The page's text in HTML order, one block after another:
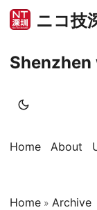
ニコ技
Home About
Home » Archive